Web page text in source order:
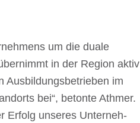
um die duale
in der Region aktiv
Ausbil­dungs­be­trie­ben im
bei“, betonte Athmer.
Erfolg unse­res Unter­neh­